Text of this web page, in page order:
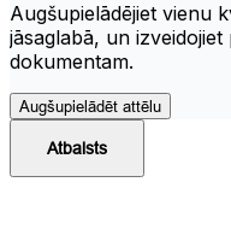
Augšupielādējiet vienu
jāsaglabā, un
dokumentam.
Augšupielādēt attēlu
Atbalsts